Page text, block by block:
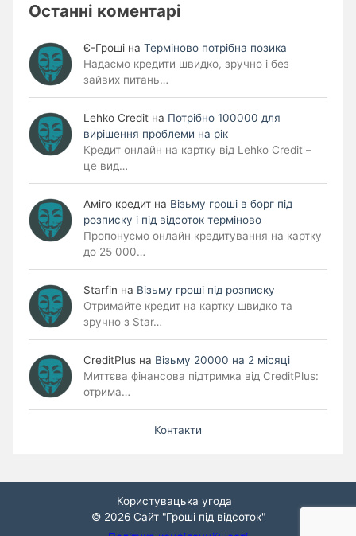
Останні коментарі
Є-Гроші на Терміново потрібна позика
Надаємо кредити швидко, зручно і без
зайвих питань…
Lehko Сredit на Потрібно 100000 для
вирішення проблеми на рік
Кредит онлайн на картку від Lehko Credit –
це вид…
Аміго кредит на Візьму гроші в борг під
розписку і під відсоток терміново
Пропонуємо онлайн кредитування на картку
до 25 000…
Starfin на Візьму гроші під розписку
Отримайте кредит на картку швидко та
зручно з Star…
CreditPlus на Візьму 20000 на 2 місяці
Миттєва фінансова підтримка від CreditPlus:
отрима…
Контакти
Користувацька угода
© 2026 Сайт "Гроші під відсоток"